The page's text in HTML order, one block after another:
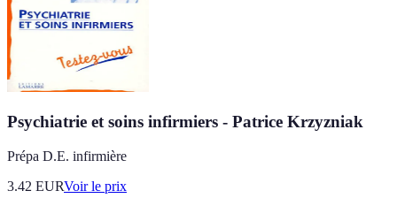
Psychiatrie et soins infirmiers - Patrice Krzyzniak
Prépa D.E. infirmière
3.42 EURVoir le prix